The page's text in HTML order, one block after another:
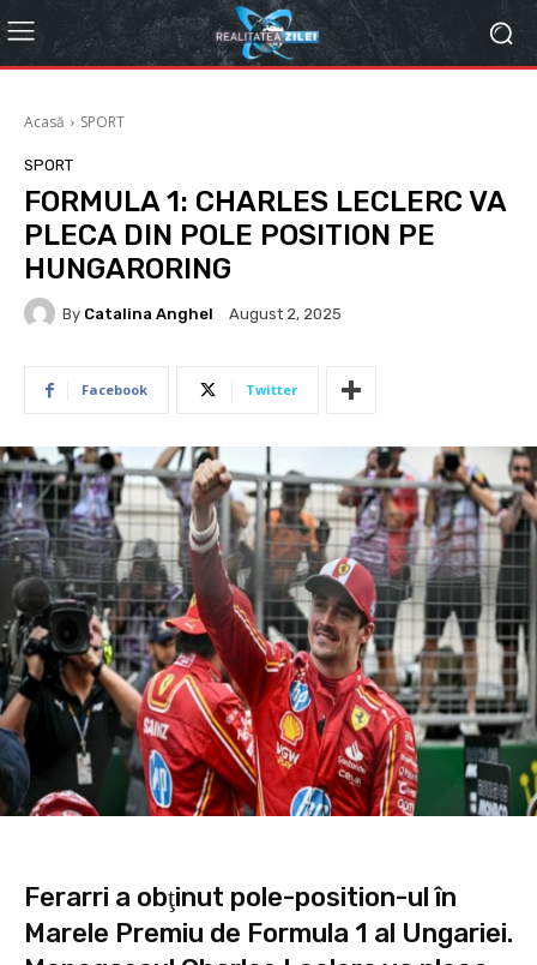
Acasă SPORT
SPORT
FORMULA 1: CHARLES LECLERC VA
PLECA DIN POLE POSITION PE
HUNGARORING
By Catalina Anghel August 2, 2025
Facebook Twitter
Ferarri a obţinut pole-position-ul în
Marele Premiu de Formula 1 al Ungariei.